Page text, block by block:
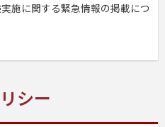
施に関する緊急情報の掲載につ
シー